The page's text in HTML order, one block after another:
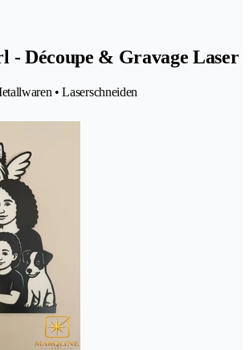
- Découpe & Gravage Laser
• Laserschneiden